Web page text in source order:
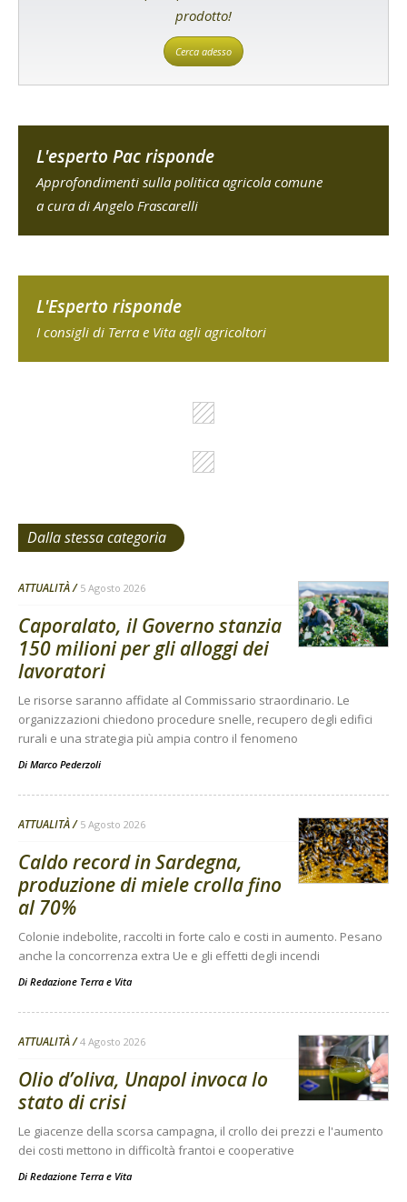
prodotto!
Cerca adesso
L'esperto Pac risponde
Approfondimenti sulla politica agricola comune
a cura di Angelo Frascarelli
L'Esperto risponde
I consigli di Terra e Vita agli agricoltori
Dalla stessa categoria
ATTUALITÀ 5 Agosto 2026
Caporalato, il Governo stanzia
150 milioni per gli alloggi dei
lavoratori
Le risorse saranno affidate al Commissario straordinario. Le
organizzazioni chiedono procedure snelle, recupero degli edifici
rurali e una strategia più ampia contro il fenomeno
Di Marco Pederzoli
ATTUALITÀ 5 Agosto 2026
Caldo record in Sardegna,
produzione di miele crolla fino
al 70%
Colonie indebolite, raccolti in forte calo e costi in aumento. Pesano
anche la concorrenza extra Ue e gli effetti degli incendi
Di Redazione Terra e Vita
ATTUALITÀ 4 Agosto 2026
Olio d’oliva, Unapol invoca lo
stato di crisi
Le giacenze della scorsa campagna, il crollo dei prezzi e l'aumento
dei costi mettono in difficoltà frantoi e cooperative
Di Redazione Terra e Vita